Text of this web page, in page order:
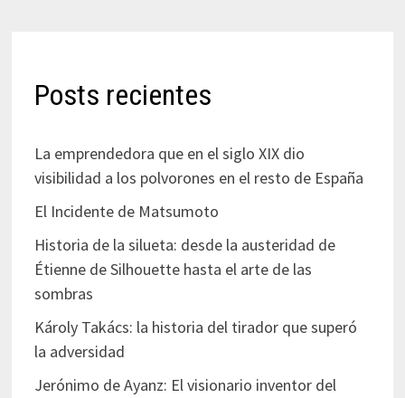
Posts recientes
La emprendedora que en el siglo XIX dio
visibilidad a los polvorones en el resto de España
El Incidente de Matsumoto
Historia de la silueta: desde la austeridad de
Étienne de Silhouette hasta el arte de las
sombras
Károly Takács: la historia del tirador que superó
la adversidad
Jerónimo de Ayanz: El visionario inventor del